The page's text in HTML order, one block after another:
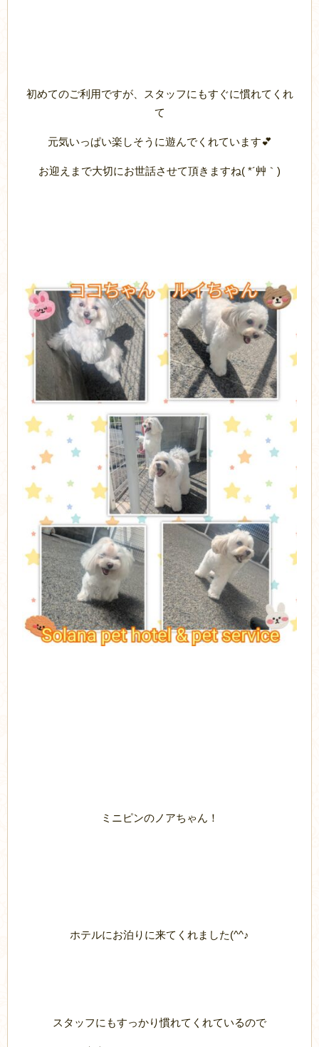
初めてのご利用ですが、スタッフにもすぐに慣れてくれ
て
元気いっぱい楽しそうに遊んでくれています💕
お迎えまで大切にお世話させて頂きますね( *´艸｀)
ミニピンのノアちゃん！
ホテルにお泊りに来てくれました(^^♪
スタッフにもすっかり慣れてくれているので